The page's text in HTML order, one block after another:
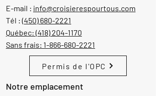
E-mail : info@croisierespourtous.com
Tél : (450) 680-2221
Québec: (418) 204-1170
Sans frais: 1-866-680-2221
Permis de l'OPC
Notre emplacement